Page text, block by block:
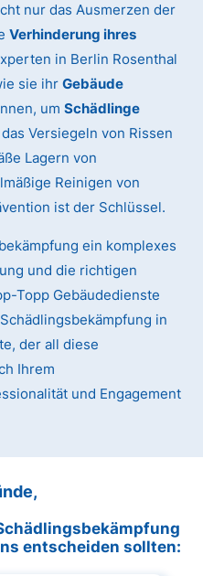
nur das Ausmerzen der
Verhinderung ihres
in Berlin Rosenthal
sie ihrGebäude
umSchädlinge
Versiegeln von Rissen
Lagern von
Reinigen von
ist der Schlüssel.
ein komplexes
und die richtigen
Topp Gebäudedienste
in
der all diese
Ihrem
und Engagement
entscheiden sollten: